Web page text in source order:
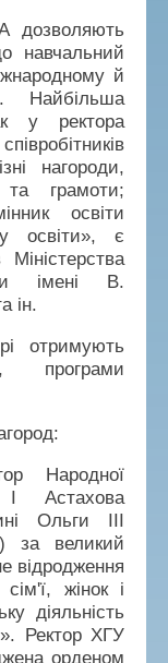
дозволяють
навчальний
й
Найбільша
у ректора
нагороди,
грамоти;
освіти
освіти», є
імені В.
ін.
отримують
програми
Народної
І Астахова
Ольги III
за великий
відродження
жінок і
діяльність
Ректор ХГУ
орденом